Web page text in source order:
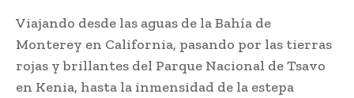
Viajando desde las aguas de la Bahía de
Monterey en California, pasando por las tierras
rojas y brillantes del Parque Nacional de Tsavo
en Kenia, hasta la inmensidad de la estepa